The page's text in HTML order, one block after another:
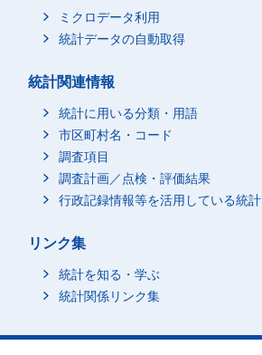
ミクロデータ利用
統計データの自動取得
統計関連情報
統計に用いる分類・用語
市区町村名・コード
調査項目
調査計画／点検・評価結果
行政記録情報等を活用している統計
リンク集
統計を知る・学ぶ
統計関係リンク集